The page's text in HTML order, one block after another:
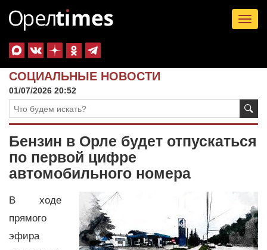
СОЦИАЛЬНЫЕ НОВОСТИ
01/07/2026 20:52
Бензин в Орле будет отпускаться
по первой цифре
автомобильного номера
В ходе
прямого
эфира